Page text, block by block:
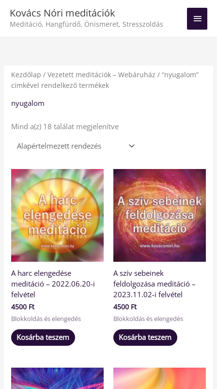
content
Kovács Nóri meditációk
Meditáció, Hangfürdő, Önismeret, Stresszoldás
Main
Kezdőlap /Vezetett meditációk – Webáruház / “nyugalom”
címkével rendelkező termékek
nyugalom
Mind a(z) 18 találat megjelenítve
A harc elengedése
meditáció – 2022.06.20-i
felvétel
4500 Ft
Blokkoldás és elengedés
Kosárba teszem
A szív sebeinek
feldolgozása meditáció –
2023.11.02-i felvétel
4500 Ft
Blokkoldás és elengedés
Kosárba teszem